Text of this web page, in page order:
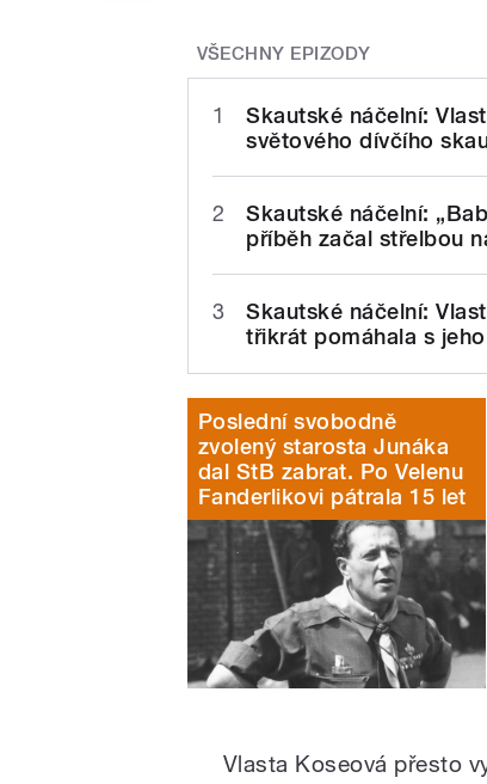
VŠECHNY EPIZODY
1
Skautské náčelní:
světového dívčího
2
Skautské náčelní:
příběh začal střelbou
3
Skautské náčelní:
třikrát pomáhala s
Poslední svobodně
zvolený starosta Junáka
dal StB zabrat. Po Velenu
Fanderlikovi pátrala 15 let
Vlasta Koseová přesto